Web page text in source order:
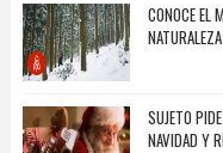
CONOCE EL
SUJETO
NAVIDAD Y